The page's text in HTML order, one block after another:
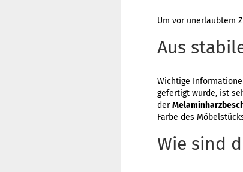
Um vor unerlaubtem
Aus
Wichtige
gefertigt wurde, ist
der
Farbe des
Wie sind